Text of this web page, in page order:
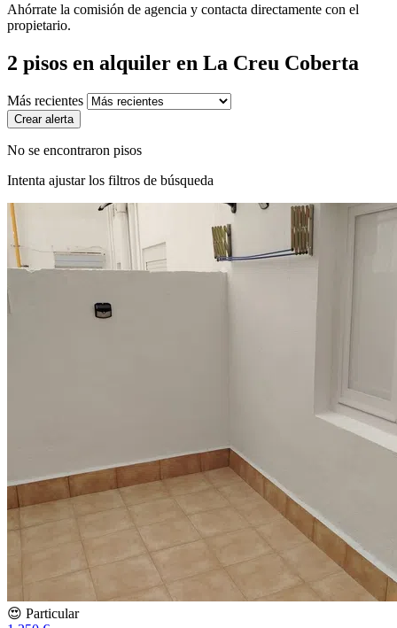
Ahórrate la comisión de agencia y contacta directamente con el
propietario.
2 pisos en alquiler en La Creu Coberta
Más recientes
Crear alerta
No se encontraron pisos
Intenta ajustar los filtros de búsqueda
😍 Particular